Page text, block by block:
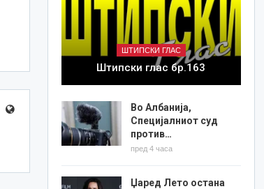
ШТИПСКИ ГЛАС
Штипски глас бр.163
Во Албанија,
Специјалниот суд
против…
пред 4 часа
Џаред Лето остана